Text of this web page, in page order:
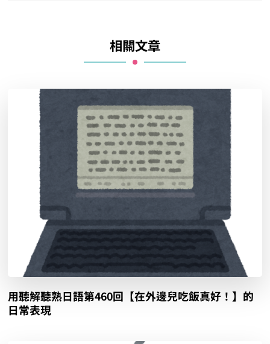
相關文章
用聽解聽熟日語第460回【在外邊兒吃飯真好！】的
日常表現